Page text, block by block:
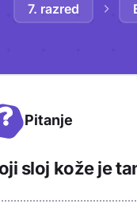
7. razred
? Pitanje
sloj kože je